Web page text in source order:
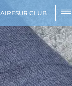
AIRESUR CLUB